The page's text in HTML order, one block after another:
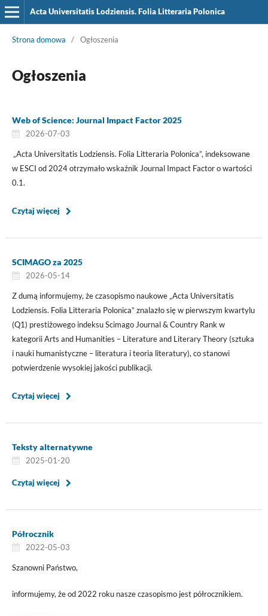
Acta Universitatis Lodziensis. Folia Litteraria Polonica
Strona domowa / Ogłoszenia
Ogłoszenia
Web of Science: Journal Impact Factor 2025
2026-07-03
„Acta Universitatis Lodziensis. Folia Litteraria Polonica”, indeksowane
w ESCI od 2024 otrzymało wskaźnik Journal Impact Factor o wartości
0.1.
Czytaj więcej
SCIMAGO za 2025
2026-05-14
Z dumą informujemy, że czasopismo naukowe „Acta Universitatis
Lodziensis. Folia Litteraria Polonica” znalazło się w pierwszym kwartylu
(Q1) prestiżowego indeksu Scimago Journal & Country Rank w
kategorii Arts and Humanities – Literature and Literary Theory (sztuka
i nauki humanistyczne – literatura i teoria literatury), co stanowi
potwierdzenie wysokiej jakości publikacji.
Czytaj więcej
Teksty alternatywne
2025-01-20
Czytaj więcej
Półrocznik
2022-05-03
Szanowni Państwo,
informujemy, że od 2022 roku nasze czasopismo jest półrocznikiem.